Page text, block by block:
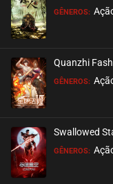
GÊNEROS:
Quanzhi
GÊNEROS:
Swallowed
GÊNEROS: